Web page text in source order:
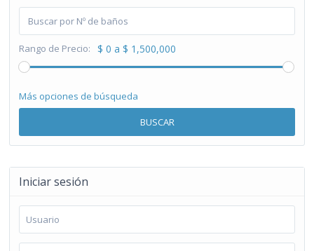
Rango de Precio: $ 0 a $ 1,500,000
Más opciones de búsqueda
BUSCAR
Iniciar sesión